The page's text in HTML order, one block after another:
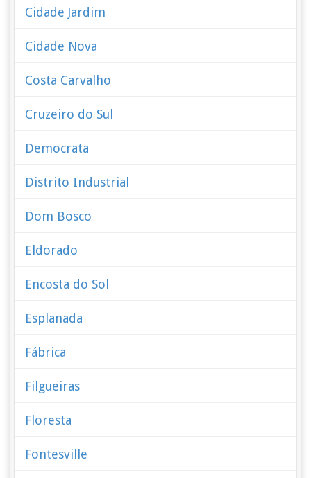
Cidade Jardim
Cidade Nova
Costa Carvalho
Cruzeiro do Sul
Democrata
Distrito Industrial
Dom Bosco
Eldorado
Encosta do Sol
Esplanada
Fábrica
Filgueiras
Floresta
Fontesville